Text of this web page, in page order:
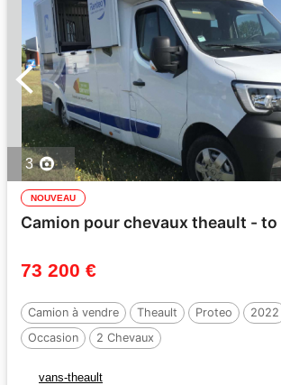
3
NOUVEAU
Camion pour chevaux theault - to
73 200 €
Camion à vendre Theault Proteo 2022
Occasion
2 Chevaux
vans-theault